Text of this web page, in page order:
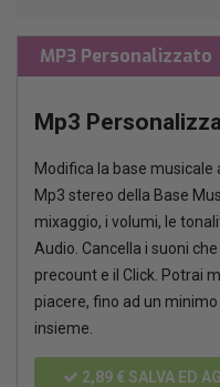
MP3 Personalizzato
Mp3
Modifica la base
Mp3 stereo della Base
mixaggio, i volumi, le
Audio. Cancella i suoni
precount e il Click. Potrai
piacere, fino ad un
insieme.
2,89 € SALVA ED